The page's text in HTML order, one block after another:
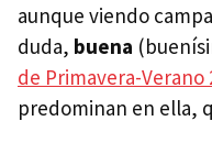
aunque viendo
duda, buena
de Primavera-Verano
predominan en ella,